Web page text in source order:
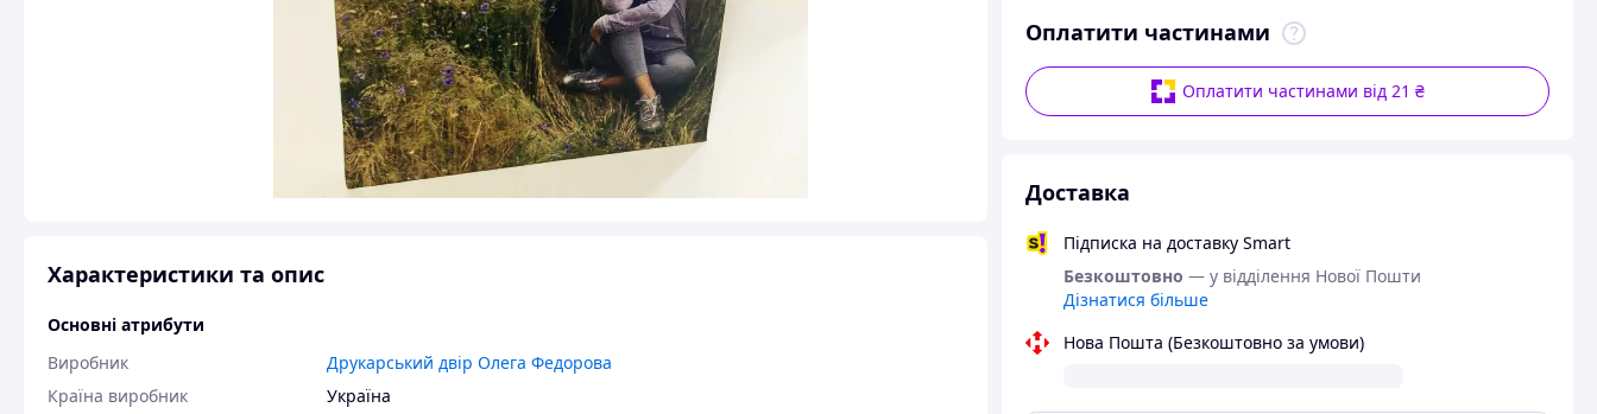
Оплатити частинами
Оплатити частинами від 21 ₴
Доставка
Підписка на доставку Smart
Безкоштовно — у відділення Нової Пошти
Дізнатися більше
Нова Пошта (Безкоштовно за умови)
Характеристики та опис
Основні атрибути
Виробник
Друкарський двір Олега Федорова
Країна виробник
Україна